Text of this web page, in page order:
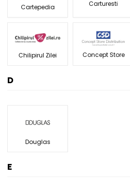
Cartepedia Carturesti
Chilipirul Zilei Concept Store
D
Douglas
E